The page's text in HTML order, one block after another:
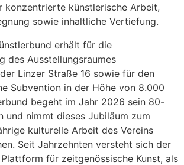
konzentrierte künstlerische Arbeit,
sowie inhaltliche Vertiefung.
erhält für die
des Ausstellungsraumes
der Linzer Straße 16 sowie für den
Subvention in der Höhe von 8.000
begeht im Jahr 2026 sein 80-
und nimmt dieses Jubiläum zum
kulturelle Arbeit des Vereins
Seit Jahrzehnten versteht sich der
für zeitgenössische Kunst, als